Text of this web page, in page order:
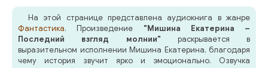
На этой странице представлена аудиокнига в жанре
Фантастика. Произведение "Мишина Екатерина –
Последний взгляд молнии" раскрывается в
выразительном исполнении Мишина Екатерина, благодаря
чему история звучит ярко и эмоционально. Озвучка